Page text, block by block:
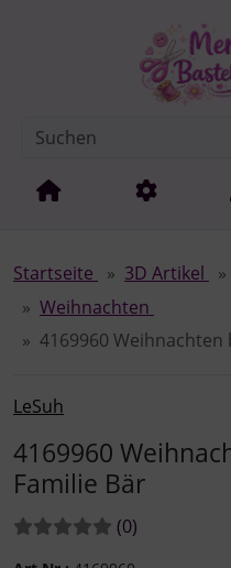
Springe zur Navigation
Startseite 3D Artikel
Weihnachten
4169960 Weihnachten
LeSuh
4169960
Familie Bär
Bewertungen:
(0)